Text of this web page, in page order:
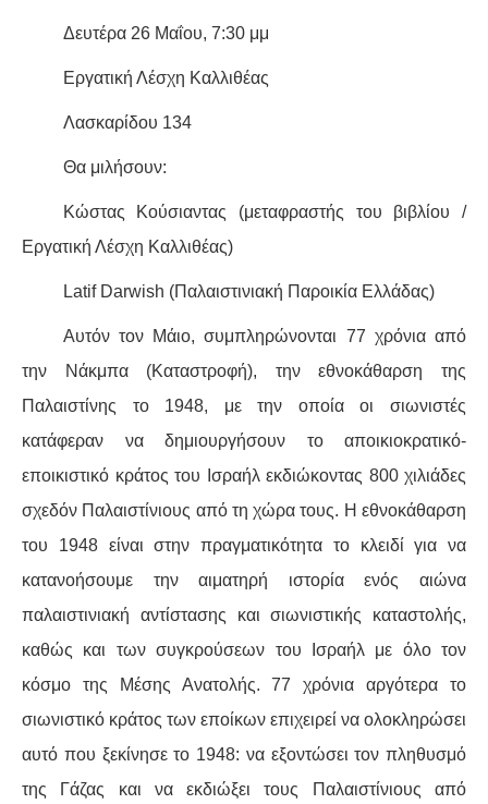
ΚΌΣΜΟΣ
ΑΝΑΤΟΛΙΚΉ ΕΥΡΏΠΗ / ΒΑΛΚΆΝΙΑ
ΔΥΤΙΚΉ ΕΥΡΏΠΗ
ΒΌΡΕΙΑ ΑΜΕΡΙΚΉ
ΛΑΤΙΝΙΚΉ ΑΜΕΡΙΚΉ
ΑΣΊΑ / ΩΚΕΑΝΊΑ
ΑΦΡΙΚΉ
ΚΙΝΗΤΟΠΟΙΉΣΕΙΣ
ΕΙΔΉΣΕΙΣ
ΑΝΑΚΟΙΝΏΣΕΙΣ
ΑΝΑΛΎΣΕΙΣ
ΚΙΝΉΜΑΤΑ
ΚΙΝΗΤΟΠΟΙΉΣΕΙΣ
Δευτέρα 26 Μαΐου, 7:30 μμ
Εργατική Λέσχη Καλλιθέας
Λασκαρίδου 134
Θα μιλήσουν:
Κώστας Κούσιαντας (μεταφραστής του βιβλίου /
Εργατική Λέσχη Καλλιθέας)
Latif Darwish (Παλαιστινιακή Παροικία Ελλάδας)
Αυτόν τον Μάιο, συμπληρώνονται 77 χρόνια από
την Νάκμπα (Καταστροφή), την εθνοκάθαρση της
Παλαιστίνης το 1948, με την οποία οι σιωνιστές
κατάφεραν να δημιουργήσουν το αποικιοκρατικό-
εποικιστικό κράτος του Ισραήλ εκδιώκοντας 800 χιλιάδες
σχεδόν Παλαιστίνιους από τη χώρα τους. Η εθνοκάθαρση
του 1948 είναι στην πραγματικότητα το κλειδί για να
κατανοήσουμε την αιματηρή ιστορία ενός αιώνα
παλαιστινιακή αντίστασης και σιωνιστικής καταστολής,
καθώς και των συγκρούσεων του Ισραήλ με όλο τον
κόσμο της Μέσης Ανατολής. 77 χρόνια αργότερα το
σιωνιστικό κράτος των εποίκων επιχειρεί να ολοκληρώσει
αυτό που ξεκίνησε το 1948: να εξοντώσει τον πληθυσμό
της Γάζας και να εκδιώξει τους Παλαιστίνιους από